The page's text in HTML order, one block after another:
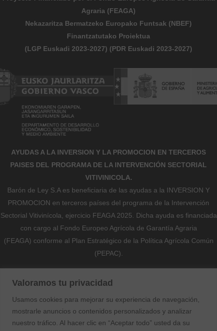
Valoramos tu privacidad
Usamos cookies para mejorar su experiencia de navegación,
mostrarle anuncios o contenidos personalizados y analizar
nuestro tráfico. Al hacer clic en “Aceptar todo” usted da su
Agraria (FEAGA)
Nekazaritza Bermatzeko Europako Funtsak (NBEF)
Finantzatutako Proiektua
(LGP Euskadi 2023-2027) (PDR Euskadi 2023-2027)
AYUDAS A LA INVERSION Y LA PROMOCION EN TERCEROS
PAISES DEL PROGRAMA DE LA INTERVENCIÓN SECTORIAL
VITIVINICOLA.
Barón de Ley S.A es beneficiaria de las ayudas a la INVERSION Y
PROMOCION en terceros países del programa de la Intervención
Sectorial Vitivinícola, ejercicio FEAGA 2025. Dicha ayuda es financiada
con cargo al Fondo Europeo Agrícola de Garantía Agraria
(FEAGA) conforme al Plan Estratégico de la Política Agrícola Común
(PEPAC).
Nekazaritza Bermatzeko Europako Funtsak (NBEF)
Proyecto Financiado por el Fondo Europeo Agrícola de Garantía
Agraria (FEAGA)